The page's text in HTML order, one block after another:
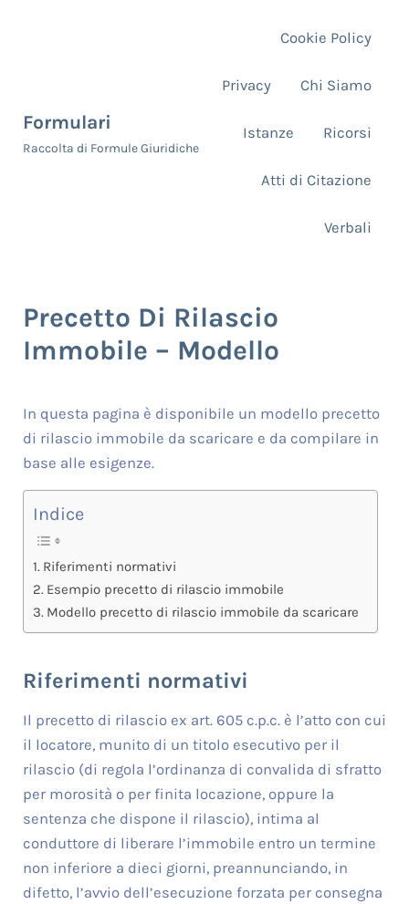
Formulari
Raccolta di Formule Giuridiche
Cookie Policy
Privacy Chi Siamo
Istanze Ricorsi
Atti di Citazione
Verbali
Precetto Di Rilascio
Immobile – Modello
In questa pagina è disponibile un modello precetto
di rilascio immobile da scaricare e da compilare in
base alle esigenze.
Indice
Riferimenti normativi
Esempio precetto di rilascio immobile
Modello precetto di rilascio immobile da scaricare
Riferimenti normativi
Il precetto di rilascio ex art. 605 c.p.c. è l’atto con cui
il locatore, munito di un titolo esecutivo per il
rilascio (di regola l’ordinanza di convalida di sfratto
per morosità o per finita locazione, oppure la
sentenza che dispone il rilascio), intima al
conduttore di liberare l’immobile entro un termine
non inferiore a dieci giorni, preannunciando, in
difetto, l’avvio dell’esecuzione forzata per consegna